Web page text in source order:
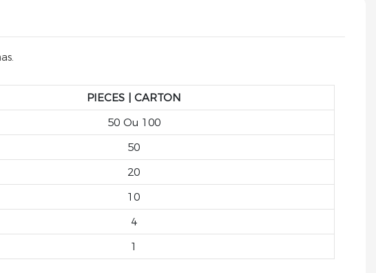
PIECES | CARTON
50 Ou 100
50
20
10
4
1